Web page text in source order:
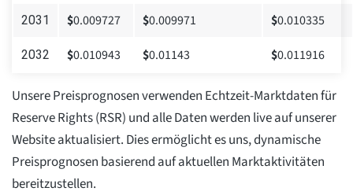
2031 $0.009727 $0.009971 $0.010335
2032 $0.010943 $0.01143 $0.011916
Unsere Preisprognosen verwenden Echtzeit-Marktdaten für
Reserve Rights (RSR) und alle Daten werden live auf unserer
Website aktualisiert. Dies ermöglicht es uns, dynamische
Preisprognosen basierend auf aktuellen Marktaktivitäten
bereitzustellen.